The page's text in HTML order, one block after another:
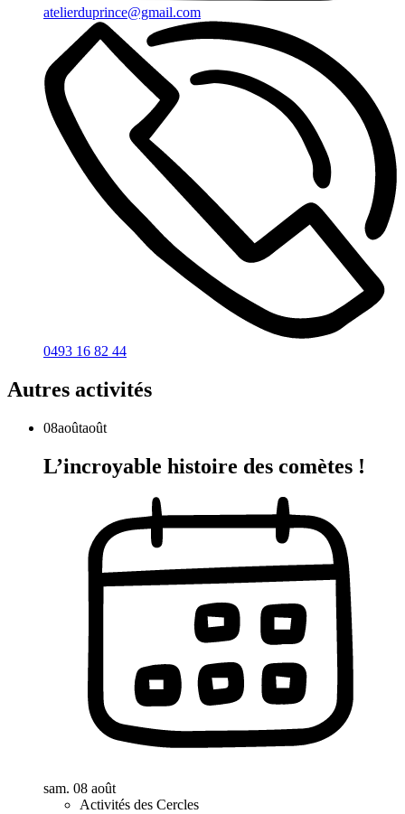
atelierduprince@gmail.com
0493 16 82 44
Autres activités
08aoûtaoût
L’incroyable histoire des comètes !
sam. 08 août
Activités des Cercles